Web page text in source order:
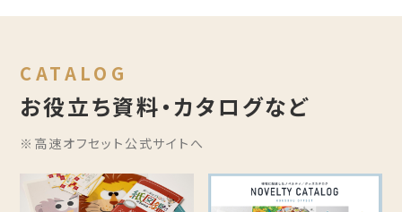
CATALOG
お役立ち資料・カタログなど
※高速オフセット公式サイトへ